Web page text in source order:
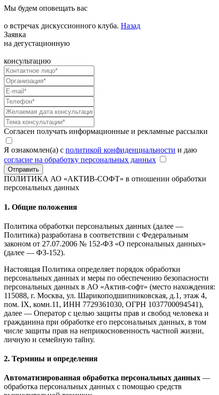
Мы будем оповещать вас
о встречах дискуссионного клуба. Назад
Заявка
на дегустационную
консультацию
Согласен получать информационные и рекламные рассылки
Я ознакомлен(а) с политикой конфиденциальности и даю
согласие на обработку персональных данных
Отправить
ПОЛИТИКА АО «АКТИВ-СОФТ» в отношении обработки
персональных данных
1. Общие положения
Политика обработки персональных данных (далее —
Политика) разработана в соответствии с Федеральным
законом от 27.07.2006 № 152-ФЗ «О персональных данных»
(далее — ФЗ-152).
Настоящая Политика определяет порядок обработки
персональных данных и меры по обеспечению безопасности
персональных данных в АО «Актив-софт» (место нахождения:
115088, г. Москва, ул. Шарикоподшипниковская, д.1, этаж 4,
пом. IX, комн.11, ИНН 7729361030, ОГРН 1037700094541),
далее — Оператор с целью защиты прав и свобод человека и
гражданина при обработке его персональных данных, в том
числе защиты прав на неприкосновенность частной жизни,
личную и семейную тайну.
2. Термины и определения
Автоматизированная обработка персональных данных —
обработка персональных данных с помощью средств